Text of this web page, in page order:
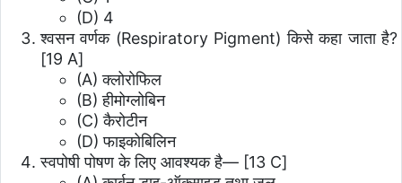
(D) 4
श्वसन वर्णक (Respiratory Pigment) किसे कहा जाता है?
[19 A]
(A) क्लोरोफिल
(B) हीमोग्लोबिन
(C) कैरोटीन
(D) फाइकोबिलिन
स्वपोषी पोषण के लिए आवश्यक है— [13 C]